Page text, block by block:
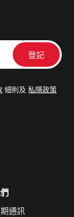
細則及 私隱政策
通訊